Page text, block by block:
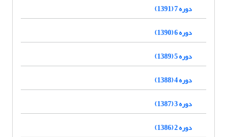
دوره 7 (1391)
دوره 6 (1390)
دوره 5 (1389)
دوره 4 (1388)
دوره 3 (1387)
دوره 2 (1386)